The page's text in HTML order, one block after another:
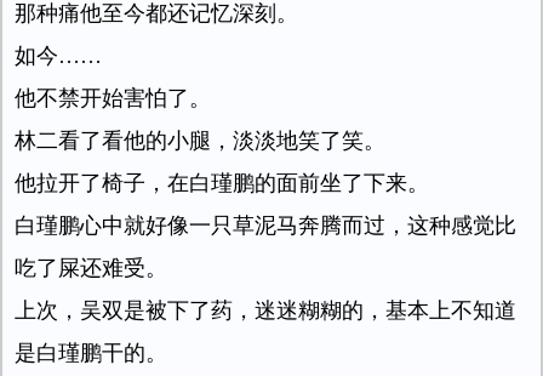
那种痛他至今都还记忆深刻。
如今……
他不禁开始害怕了。
林二看了看他的小腿，淡淡地笑了笑。
他拉开了椅子，在白瑾鹏的面前坐了下来。
白瑾鹏心中就好像一只草泥马奔腾而过，这种感觉比
吃了屎还难受。
上次，吴双是被下了药，迷迷糊糊的，基本上不知道
是白瑾鹏干的。